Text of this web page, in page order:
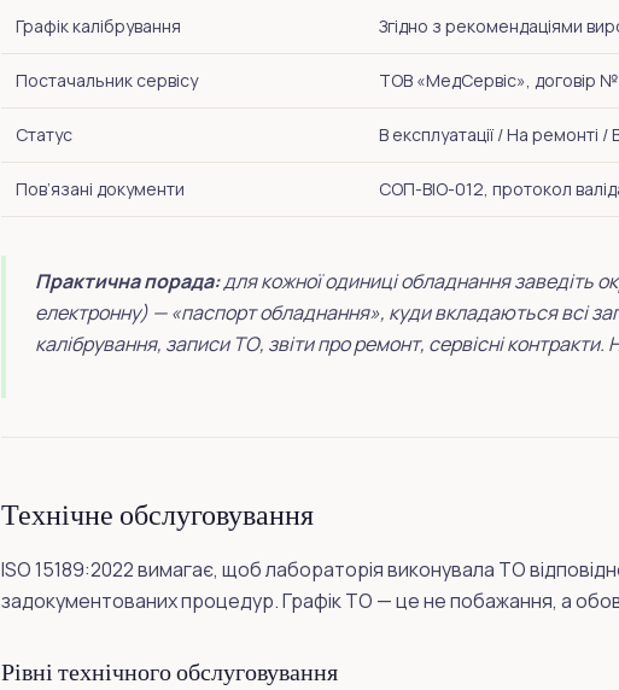
Графік калібрування Згідно з рекомендаціями
Постачальник сервісу ТОВ «МедСервіс», договір
Статус В експлуатації / На ремонті /
Пов’язані документи СОП-BIO-012, протокол
Практична порада:для кожної одиниці обладнання заведіть
електронну) — «паспорт обладнання», куди вкладаються всі
калібрування, записи ТО, звіти про ремонт, сервісні
Технічне обслуговування
ISO 15189:2022 вимагає, щоб лабораторія виконувала ТО
задокументованих процедур. Графік ТО — це не побажання, а
Рівні технічного обслуговування